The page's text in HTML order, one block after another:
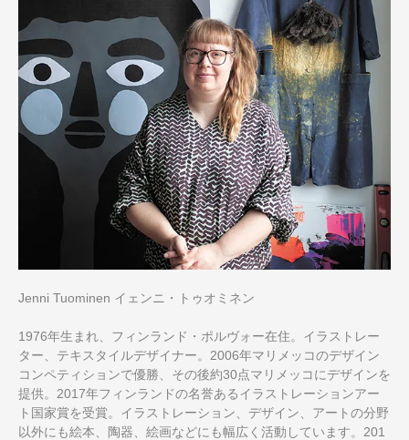
Jenni Tuominen イェンニ・トゥオミネン
1976年生まれ、フィンランド・ポルヴォー在住。イラストレー
ター、テキスタイルデザイナー。2006年マリメッコのデザイン
コンペティションで優勝、その後約30点マリメッコにデザインを
提供。2017年フィンランドの名誉あるイラストレーションアー
ト国家賞を受賞。イラストレーション、デザイン、アートの分野
以外にも絵本、陶器、絵画などにも幅広く活動しています。201